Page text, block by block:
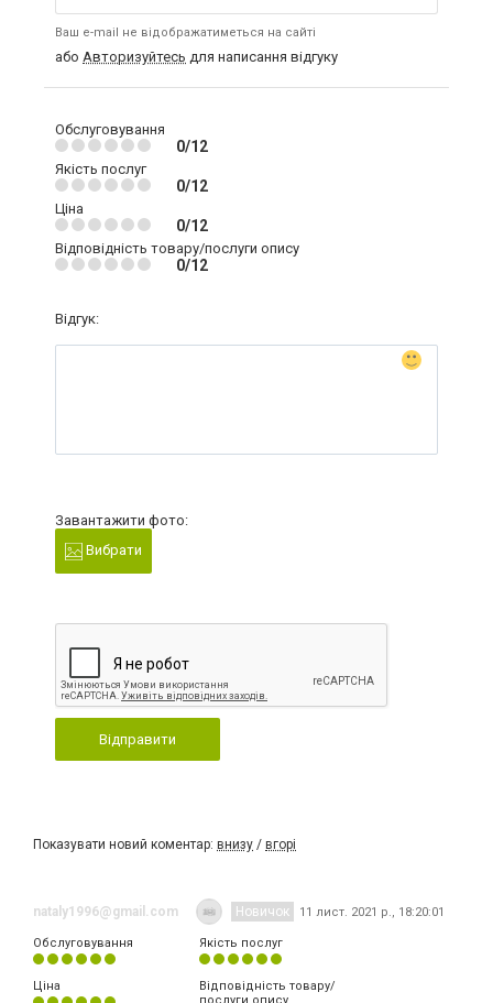
Ваш e-mail не відображатиметься на сайті
або Авторизуйтесь для написання відгуку
Обслуговування
0/12
Якість послуг
0/12
Ціна
0/12
Відповідність товару/послуги опису
0/12
Відгук:
Завантажити фото:
Вибрати
Відправити
Показувати новий коментар: внизу / вгорі
nataly1996@gmail.com Новичок 11 лист. 2021 р., 18:20:01
Обслуговування Якість послуг
Ціна
Відповідність товару/